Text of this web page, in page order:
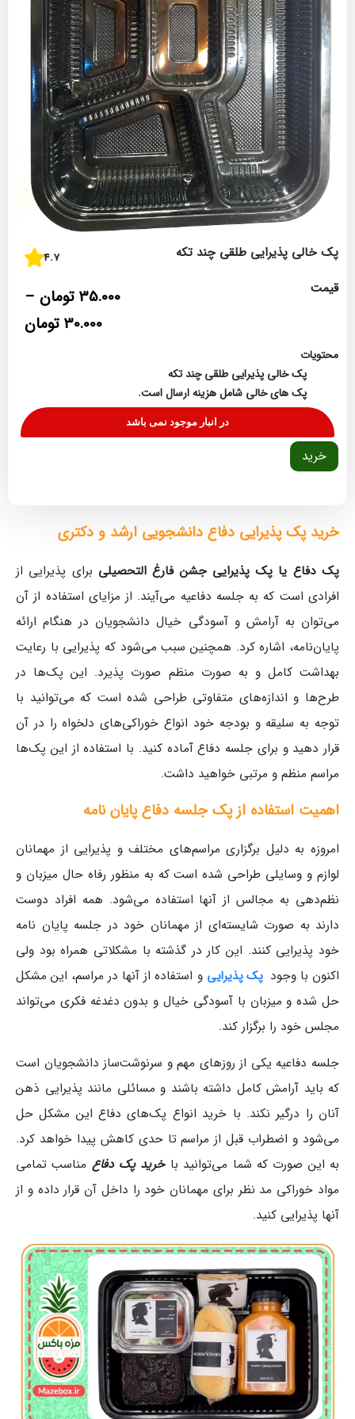
پک خالی پذیرایی طلقی چند تکه 4.7
قیمت 35.000 تومان –
30.000 تومان
محتویات
پک خالی پذیرایی طلقی چند تکه
پک های خالی شامل هزینه ارسال است.
در انبار موجود نمی باشد
خرید
خرید پک پذیرایی دفاع دانشجویی ارشد و دکتری
پک دفاع یا پک پذیرایی جشن فارغ التحصیلی برای پذیرایی از
افرادی است که به جلسه دفاعیه می‌آیند. از مزایای استفاده از آن
می‌توان به آرامش و آسودگی خیال دانشجویان در هنگام ارائه
پایان‌نامه، اشاره کرد. همچنین سبب می‌شود که پذیرایی با رعایت
بهداشت کامل و به صورت منظم صورت پذیرد. این پک‌ها در
طرح‌ها و اندازه‌های متفاوتی طراحی شده است که می‌توانید با
توجه به سلیقه و بودجه خود انواع خوراکی‌های دلخواه را در آن
قرار دهید و برای جلسه دفاع آماده کنید. با استفاده از این پک‌ها
مراسم منظم و مرتبی خواهید داشت.
اهمیت استفاده از پک جلسه دفاع پایان نامه
امروزه به دلیل برگزاری مراسم‌های مختلف و پذیرایی از مهمانان
لوازم و وسایلی طراحی شده است که به منظور رفاه حال میزبان و
نظم‌دهی به مجالس از آنها استفاده می‌شود. همه افراد دوست
دارند به صورت شایسته‌ای از مهمانان خود در جلسه پایان نامه
خود پذیرایی کنند. این کار در گذشته با مشکلاتی همراه بود ولی
اکنون با وجود پک‌ پذیرایی و استفاده از آنها در مراسم، این مشکل
حل شده و میزبان با آسودگی خیال و بدون دغدغه فکری می‌تواند
مجلس خود را برگزار کند.
جلسه دفاعیه یکی از روزهای مهم و سرنوشت‌ساز دانشجویان است
که باید آرامش کامل داشته باشند و مسائلی مانند پذیرایی ذهن
آنان را درگیر نکند. با خرید انواع پک‌های دفاع این مشکل حل
می‌شود و اضطراب قبل از مراسم تا حدی کاهش پیدا خواهد کرد.
به این صورت که شما می‌توانید باخرید پک‌ دفاع مناسب تمامی
مواد خوراکی مد نظر برای مهمانان خود را داخل آن قرار داده و از
آنها پذیرایی کنید.